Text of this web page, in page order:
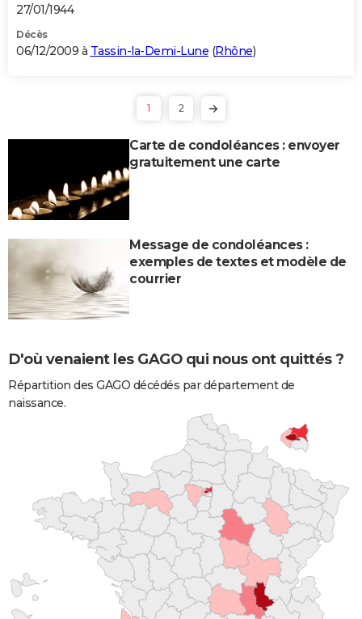
27/01/1944
Décès
06/12/2009 à Tassin-la-Demi-Lune (Rhône)
1 2
Carte de condoléances : envoyer
gratuitement une carte
Message de condoléances :
exemples de textes et modèle de
courrier
D'où venaient les GAGO qui nous ont quittés ?
Répartition des GAGO décédés par département de
naissance.